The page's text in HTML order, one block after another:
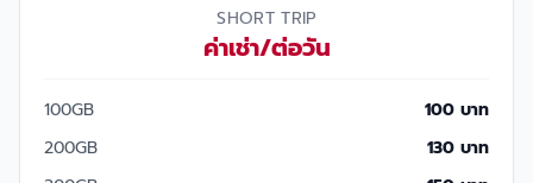
SHORT TRIP
ค่าเช่า/ต่อวัน
100GB
100 บาท
200GB
130 บาท